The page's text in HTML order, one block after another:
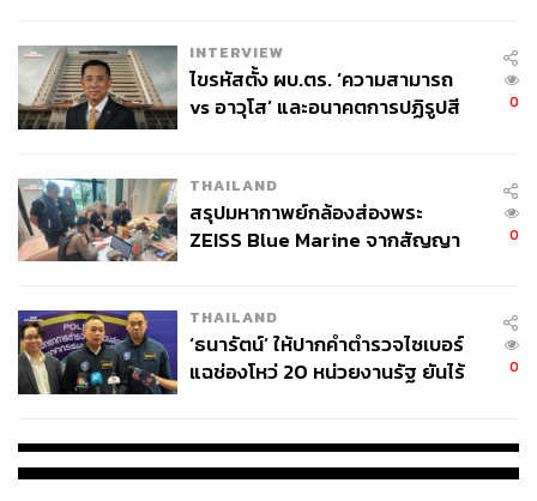
หลายละลานตาแล้ว ที่ โฮว ยู ยังมีเมนูชุดโกเซ็น (Gozen) เซ็
ตอาหารญี่ปุ่นระดับพรีเมียม จัดเสิร์ฟมาเป็นชุดในรูปแบบ
INTERVIEW
ไขรหัสตั้ง ผบ.ตร. ‘ความสามารถ
vs อาวุโส’ และอนาคตการปฏิรูปสี
0
THAILAND
สรุปมหากาพย์กล้องส่องพระ
ZEISS Blue Marine จากสัญญา
จ่ายหนี้-แอบระบุแบรนด์
0
THAILAND
‘ธนารัตน์’ ให้ปากคำตำรวจไซเบอร์
แฉช่องโหว่ 20 หน่วยงานรัฐ ยันไร้
0